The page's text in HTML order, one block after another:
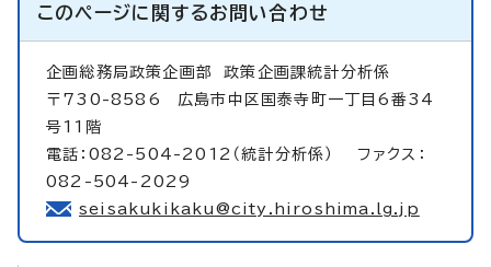
このページに関するお問い合わせ
企画総務局政策企画部政策企画課統計分析係
〒730-8586 広島市中区国泰寺町一丁目6番34
号11階
電話：082-504-2012（統計分析係） ファクス：
082-504-2029
seisakukikaku@city.hiroshima.lg.jp